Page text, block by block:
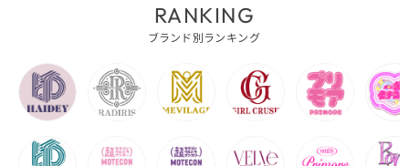
RANKING
ブランド別ランキング